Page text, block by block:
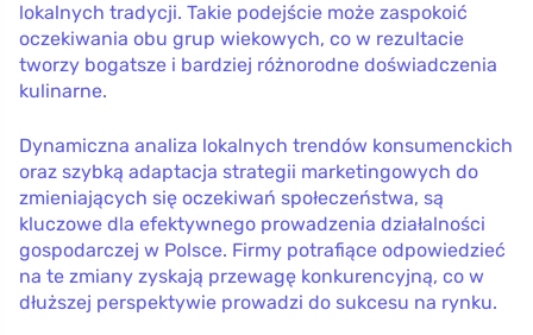
lokalnych tradycji. Takie podejście może zaspokoić
oczekiwania obu grup wiekowych, co w rezultacie
tworzy bogatsze i bardziej różnorodne doświadczenia
kulinarne.
Dynamiczna analiza lokalnych trendów konsumenckich
oraz szybką adaptacja strategii marketingowych do
zmieniających się oczekiwań społeczeństwa, są
kluczowe dla efektywnego prowadzenia działalności
gospodarczej w Polsce. Firmy potrafiące odpowiedzieć
na te zmiany zyskają przewagę konkurencyjną, co w
dłuższej perspektywie prowadzi do sukcesu na rynku.